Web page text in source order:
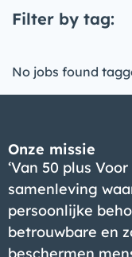
Filter by tag:
No jobs found
Onze missie
‘Van 50 plus
samenleving
persoonlijke
betrouwbare en